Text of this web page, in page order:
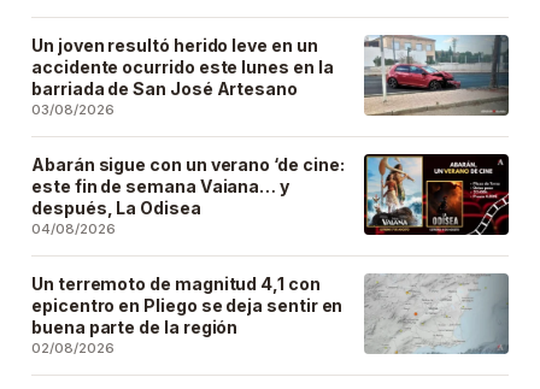
Un joven resultó herido leve en un
accidente ocurrido este lunes en la
barriada de San José Artesano
03/08/2026
Abarán sigue con un verano ‘de cine:
este fin de semana Vaiana… y
después, La Odisea
04/08/2026
Un terremoto de magnitud 4,1 con
epicentro en Pliego se deja sentir en
buena parte de la región
02/08/2026